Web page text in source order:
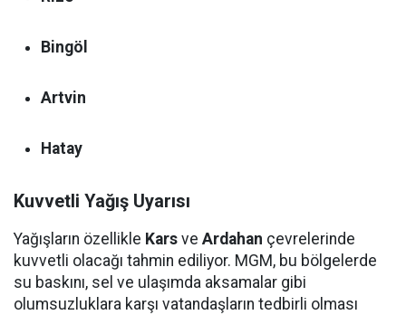
Bingöl
Artvin
Hatay
Kuvvetli Yağış Uyarısı
Yağışların özellikle Kars ve Ardahan çevrelerinde
kuvvetli olacağı tahmin ediliyor. MGM, bu bölgelerde
su baskını, sel ve ulaşımda aksamalar gibi
olumsuzluklara karşı vatandaşların tedbirli olması